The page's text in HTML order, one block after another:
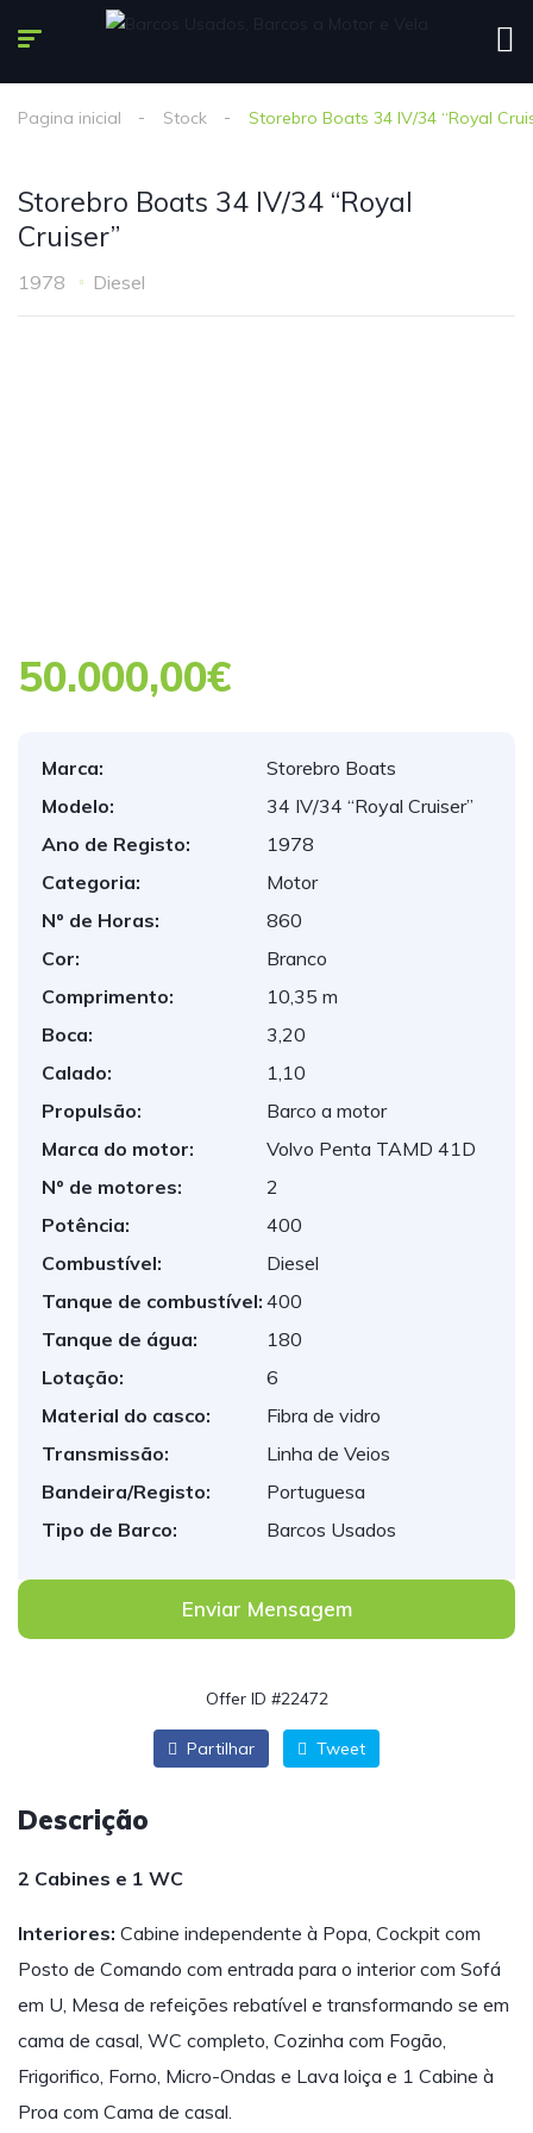
Pagina inicial Stock Storebro Boats 34 IV/34 “Royal
Storebro Boats 34 IV/34 “Royal
Cruiser”
1978 Diesel
50.000,00€
Marca:
Storebro Boats
Modelo:
34 IV/34 “Royal Cruiser”
Ano de Registo:
1978
Categoria:
Motor
Nº de Horas:
860
Cor:
Branco
Comprimento:
10,35 m
Boca:
3,20
Calado:
1,10
Propulsão:
Barco a motor
Marca do motor:
Volvo Penta TAMD 41D
Nº de motores:
2
Potência:
400
Combustível:
Diesel
Tanque de combustível: 400
Tanque de água:
180
Lotação:
6
Material do casco:
Fibra de vidro
Transmissão:
Linha de Veios
Bandeira/Registo:
Portuguesa
Tipo de Barco:
Barcos Usados
Enviar Mensagem
Offer ID #22472
Partilhar Tweet
Descrição
2 Cabines e 1 WC
Interiores: Cabine independente à Popa, Cockpit com
Posto de Comando com entrada para o interior com Sofá
em U, Mesa de refeições rebatível e transformando se em
cama de casal, WC completo, Cozinha com Fogão,
Frigorifico, Forno, Micro-Ondas e Lava loiça e 1 Cabine à
Proa com Cama de casal.